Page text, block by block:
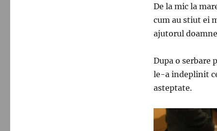
De la mic la
cum au stiut ei
ajutorul
Dupa o serbare
le-a indeplinit
asteptate.